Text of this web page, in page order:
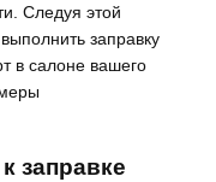
Следуя этой
заправку
в салоне вашего
заправке